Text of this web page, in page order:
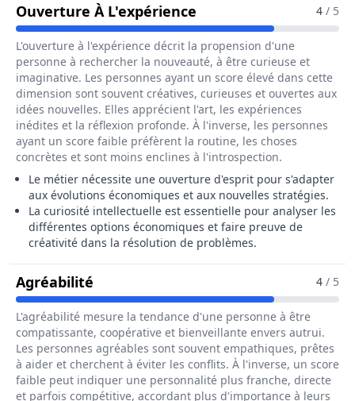
Ouverture À L'expérience Pour Le Métier De
4 / 5
L'ouverture à l'expérience décrit la propension d'une
personne à rechercher la nouveauté, à être curieuse et
imaginative. Les personnes ayant un score élevé dans cette
dimension sont souvent créatives, curieuses et ouvertes aux
idées nouvelles. Elles apprécient l'art, les expériences
inédites et la réflexion profonde. À l'inverse, les personnes
ayant un score faible préfèrent la routine, les choses
concrètes et sont moins enclines à l'introspection.
Le métier nécessite une ouverture d'esprit pour s'adapter
aux évolutions économiques et aux nouvelles stratégies.
La curiosité intellectuelle est essentielle pour analyser les
différentes options économiques et faire preuve de
créativité dans la résolution de problèmes.
Agréabilité Pour Le Métier De Ingénieur / 4 / 5
L'agréabilité mesure la tendance d'une personne à être
compatissante, coopérative et bienveillante envers autrui.
Les personnes agréables sont souvent empathiques, prêtes
à aider et cherchent à éviter les conflits. À l'inverse, un score
faible peut indiquer une personnalité plus franche, directe
et parfois compétitive, accordant plus d'importance à leurs